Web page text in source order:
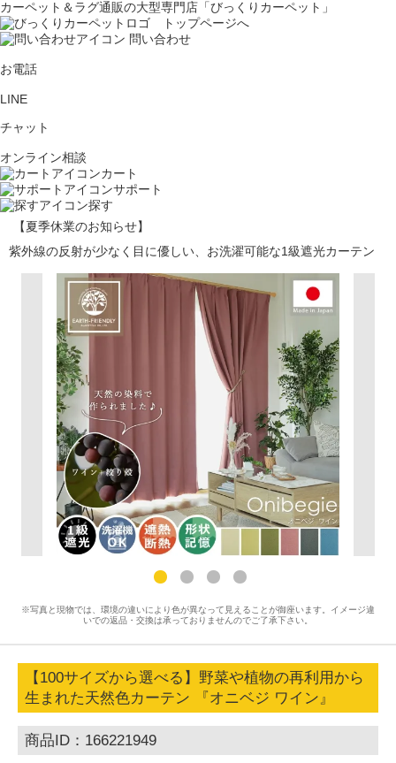
カーペット＆ラグ通販の大型専門店「びっくりカーペット」
問い合わせ
お電話
LINE
チャット
オンライン相談
カート
サポート
探す
【夏季休業のお知らせ】
紫外線の反射が少なく目に優しい、お洗濯可能な1級遮光カーテン
※写真と現物では、環境の違いにより色が異なって見えることが御座います。イメージ違
いでの返品・交換は承っておりませんのでご了承下さい。
【100サイズから選べる】野菜や植物の再利用から
生まれた天然色カーテン 『オニベジ ワイン』
商品ID：166221949